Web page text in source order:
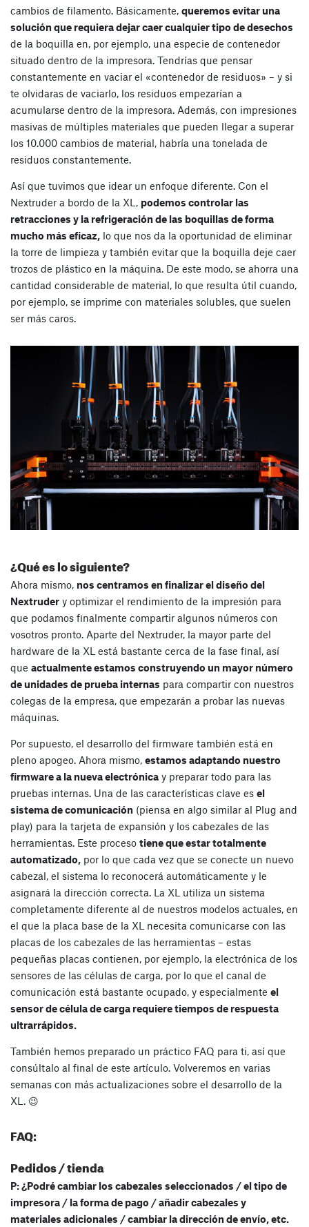
cambios de filamento. Básicamente, queremos evitar una
solución que requiera dejar caer cualquier tipo de desechos
de la boquilla en, por ejemplo, una especie de contenedor
situado dentro de la impresora. Tendrías que pensar
constantemente en vaciar el «contenedor de residuos» – y si
te olvidaras de vaciarlo, los residuos empezarían a
acumularse dentro de la impresora. Además, con impresiones
masivas de múltiples materiales que pueden llegar a superar
los 10.000 cambios de material, habría una tonelada de
residuos constantemente.
Así que tuvimos que idear un enfoque diferente. Con el
Nextruder a bordo de la XL, podemos controlar las
retracciones y la refrigeración de las boquillas de forma
mucho más eficaz, lo que nos da la oportunidad de eliminar
la torre de limpieza y también evitar que la boquilla deje caer
trozos de plástico en la máquina. De este modo, se ahorra una
cantidad considerable de material, lo que resulta útil cuando,
por ejemplo, se imprime con materiales solubles, que suelen
ser más caros.
¿Qué es lo siguiente?
Ahora mismo, nos centramos en finalizar el diseño del
Nextruder y optimizar el rendimiento de la impresión para
que podamos finalmente compartir algunos números con
vosotros pronto. Aparte del Nextruder, la mayor parte del
hardware de la XL está bastante cerca de la fase final, así
que actualmente estamos construyendo un mayor número
de unidades de prueba internas para compartir con nuestros
colegas de la empresa, que empezarán a probar las nuevas
máquinas.
Por supuesto, el desarrollo del firmware también está en
pleno apogeo. Ahora mismo, estamos adaptando nuestro
firmware a la nueva electrónica y preparar todo para las
pruebas internas. Una de las características clave es el
sistema de comunicación (piensa en algo similar al Plug and
play) para la tarjeta de expansión y los cabezales de las
herramientas. Este proceso tiene que estar totalmente
automatizado, por lo que cada vez que se conecte un nuevo
cabezal, el sistema lo reconocerá automáticamente y le
asignará la dirección correcta. La XL utiliza un sistema
completamente diferente al de nuestros modelos actuales, en
el que la placa base de la XL necesita comunicarse con las
placas de los cabezales de las herramientas – estas
pequeñas placas contienen, por ejemplo, la electrónica de los
sensores de las células de carga, por lo que el canal de
comunicación está bastante ocupado, y especialmente el
sensor de célula de carga requiere tiempos de respuesta
ultrarrápidos.
También hemos preparado un práctico FAQ para ti, así que
consúltalo al final de este artículo. Volveremos en varias
semanas con más actualizaciones sobre el desarrollo de la
XL. 😉
FAQ:
Pedidos / tienda
P: ¿Podré cambiar los cabezales seleccionados / el tipo de
impresora / la forma de pago / añadir cabezales y
materiales adicionales / cambiar la dirección de envío, etc.